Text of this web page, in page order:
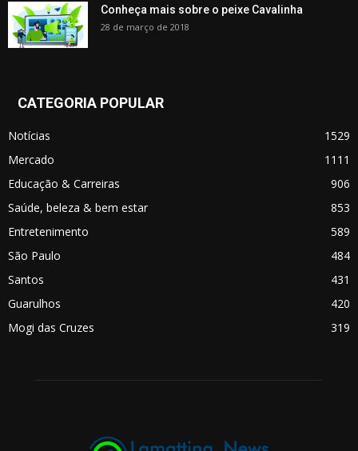
Conheça mais sobre o peixe Cavalinha
28 de março de 2018
CATEGORIA POPULAR
Notícias
1529
Mercado
1111
Educação & Carreiras
906
Saúde, beleza & bem estar
853
Entretenimento
589
São Paulo
484
Santos
431
Guarulhos
420
Mogi das Cruzes
319